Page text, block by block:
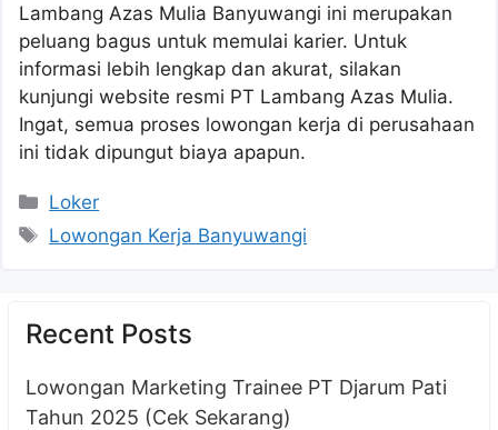
Lambang Azas Mulia Banyuwangi ini merupakan
peluang bagus untuk memulai karier. Untuk
informasi lebih lengkap dan akurat, silakan
kunjungi website resmi PT Lambang Azas Mulia.
Ingat, semua proses lowongan kerja di perusahaan
ini tidak dipungut biaya apapun.
Kategori
Loker
Tag
Lowongan Kerja Banyuwangi
Recent Posts
Lowongan Marketing Trainee PT Djarum Pati
Tahun 2025 (Cek Sekarang)